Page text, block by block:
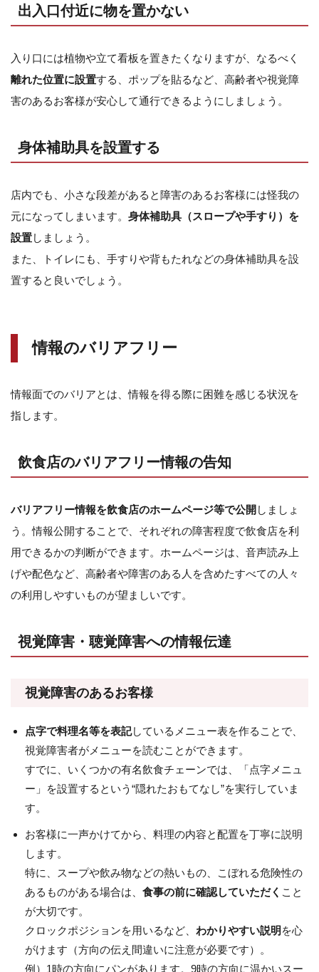
出入口付近に物を置かない
入り口には植物や立て看板を置きたくなりますが、なるべく
離れた位置に設置する、ポップを貼るなど、高齢者や視覚障
害のあるお客様が安心して通行できるようにしましょう。
身体補助具を設置する
店内でも、小さな段差があると障害のあるお客様には怪我の
元になってしまいます。 身体補助具（スロープや手すり）を
設置しましょう。
また、トイレにも、手すりや背もたれなどの身体補助具を設
置すると良いでしょう。
情報のバリアフリー
情報面でのバリアとは、情報を得る際に困難を感じる状況を
指します。
飲食店のバリアフリー情報の告知
バリアフリー情報を飲食店のホームページ等で公開 しましょ
う。情報公開することで、それぞれの障害程度で飲食店を利
用できるかの判断ができます。ホームページは、音声読み上
げや配色など、高齢者や障害のある人を含めたすべての人々
の利用しやすいものが望ましいです。
視覚障害・聴覚障害への情報伝達
視覚障害のあるお客様
点字で料理名等を表記しているメニュー表を作ることで、
視覚障害者がメニューを読むことができます。
すでに、いくつかの有名飲食チェーンでは、「点字メニュ
ー」を設置するという“隠れたおもてなし”を実行していま
す。
お客様に一声かけてから、料理の内容と配置を丁寧に説明
します。
特に、スープや飲み物などの熱いもの、こぼれる危険性の
あるものがある場合は、 食事の前に確認していただく こと
が大切です。
クロックポジションを用いるなど、 わかりやすい説明 を心
がけます（方向の伝え間違いに注意が必要です）。
例）1時の方向にパンがあります。9時の方向に温かいスー